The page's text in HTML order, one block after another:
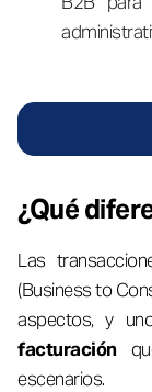
¿Qué
Las
(Business to
aspectos, y
facturación
escenarios.